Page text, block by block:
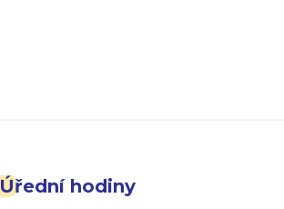
Úřední hodiny